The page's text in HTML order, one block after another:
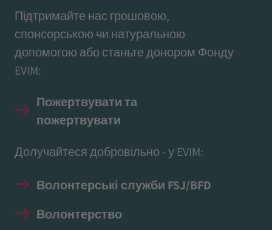
Підтримайте нас грошовою,
спонсорською чи натуральною
допомогою або станьте донором Фонду
EVIM:
Пожертвувати та
пожертвувати
Долучайтеся добровільно - у EVIM:
Волонтерські служби FSJ/BFD
Волонтерство